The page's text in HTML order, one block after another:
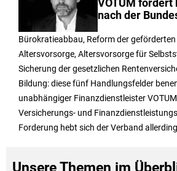
VOTUM
nach der
Bürokratieabbau, Reform der
Altersvorsorge, Altersvorsorge für
Sicherung der gesetzlichen
Bildung: diese fünf Handlungsfelder
unabhängiger Finanzdienstleister
Versicherungs- und
Forderung hebt sich der Verband